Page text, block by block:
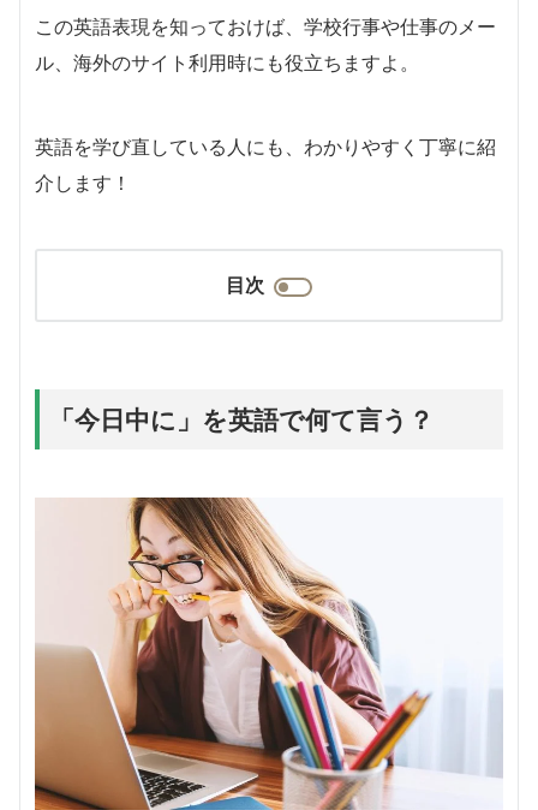
この英語表現を知っておけば、学校行事や仕事のメー
ル、海外のサイト利用時にも役立ちますよ。
英語を学び直している人にも、わかりやすく丁寧に紹
介します！
目次
「今日中に」を英語で何て言う？